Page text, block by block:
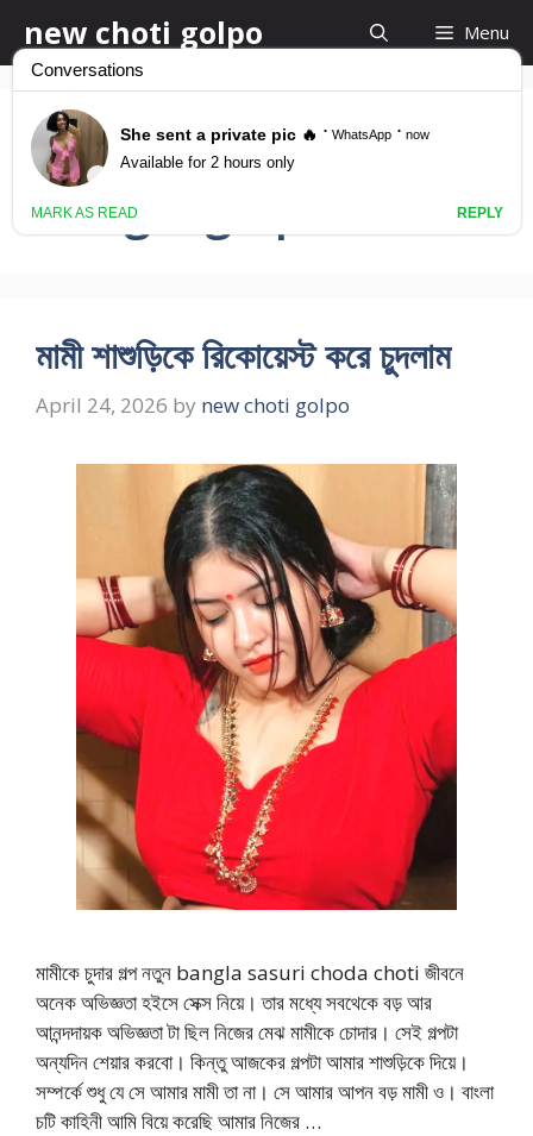
to
content
new choti golpo Menu
jamai sasuri chodar
bangla golpo
মামী শাশুড়িকে রিকোয়েস্ট করে চুদলাম
April 24, 2026 by new choti golpo
মামীকে চুদার গল্প নতুন bangla sasuri choda choti জীবনে
অনেক অভিজ্ঞতা হইসে সেক্স নিয়ে। তার মধ্যে সবথেকে বড় আর
আনন্দদায়ক অভিজ্ঞতা টা ছিল নিজের মেঝ মামীকে চোদার। সেই গল্পটা
অন্যদিন শেয়ার করবো। কিন্তু আজকের গল্পটা আমার শাশুড়িকে দিয়ে।
সম্পর্কে শুধু যে সে আমার মামী তা না। সে আমার আপন বড় মামী ও। বাংলা
চটি কাহিনী আমি বিয়ে করেছি আমার নিজের …